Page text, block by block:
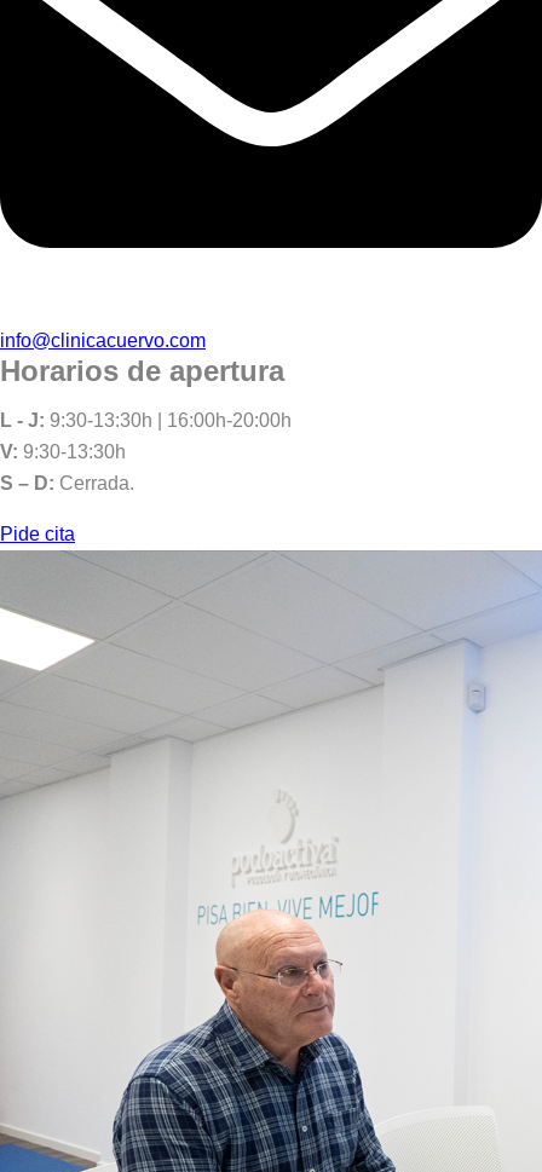
info@clinicacuervo.com
Horarios de apertura
L - J: 9:30-13:30h | 16:00h-20:00h
V: 9:30-13:30h
S – D: Cerrada.
Pide cita